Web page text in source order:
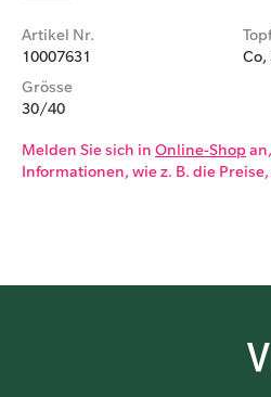
Artikel Nr.
10007631
Topf
Co,
Grösse
30/40
Melden Sie sich in Online-Shop
Informationen, wie z. B. die